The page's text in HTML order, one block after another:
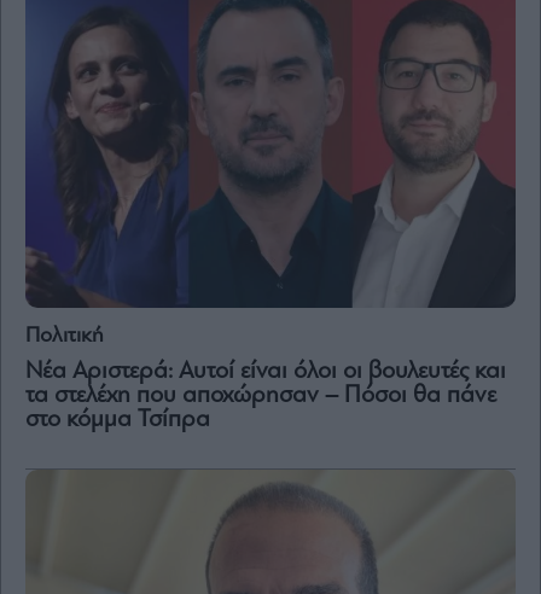
Πολιτική
Νέα Αριστερά: Αυτοί είναι όλοι οι βουλευτές και
τα στελέχη που αποχώρησαν – Πόσοι θα πάνε
στο κόμμα Τσίπρα